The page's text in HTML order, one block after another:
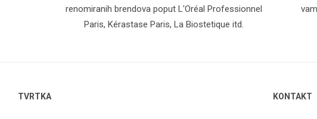
renomiranih brendova poput L'Oréal Professionnel
Paris, Kérastase Paris, La Biostetique itd.
TVRTKA KONTAKT